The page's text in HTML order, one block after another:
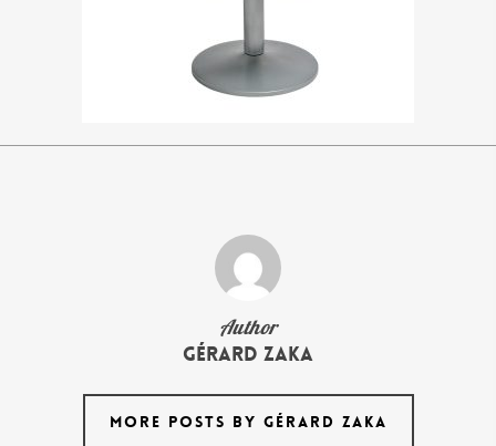
Author
Gérard Zaka
MORE POSTS BY GÉRARD ZAKA